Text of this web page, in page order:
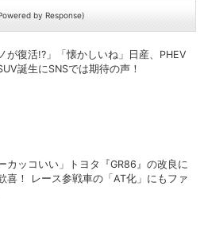
by Response)
が復活!?」「懐かしいね」日産、PHEV
誕生にSNSでは期待の声！
カッコいい」トヨタ『GR86』の改良に
喜！ レース参戦車の「AT化」にもファ